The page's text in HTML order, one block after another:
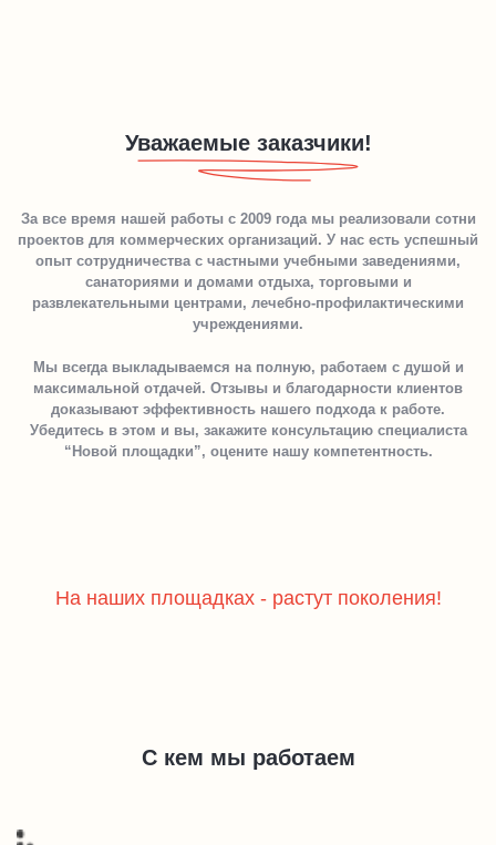
Уважаемые заказчики!
За все время нашей работы с 2009 года мы реализовали сотни
проектов для коммерческих организаций. У нас есть успешный
опыт сотрудничества с частными учебными заведениями,
санаториями и домами отдыха, торговыми и
развлекательными центрами, лечебно-профилактическими
учреждениями.
Мы всегда выкладываемся на полную, работаем с душой и
максимальной отдачей. Отзывы и благодарности клиентов
доказывают эффективность нашего подхода к работе.
Убедитесь в этом и вы, закажите консультацию специалиста
“Новой площадки”, оцените нашу компетентность.
На наших площадках - растут поколения!
С кем мы работаем